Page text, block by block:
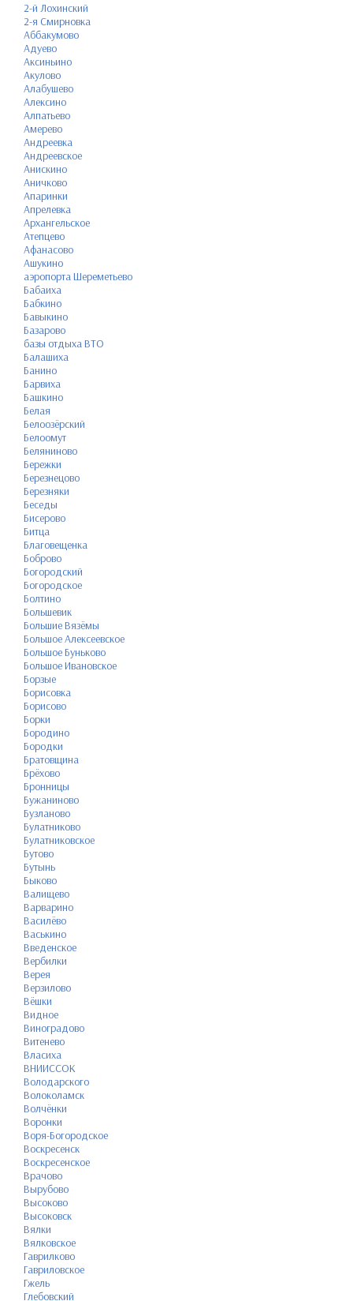
2-й Лохинский
2-я Смирновка
Аббакумово
Адуево
Аксиньино
Акулово
Алабушево
Алексино
Алпатьево
Амерево
Андреевка
Андреевское
Анискино
Аничково
Апаринки
Апрелевка
Архангельское
Атепцево
Афанасово
Ашукино
аэропорта Шереметьево
Бабаиха
Бабкино
Бавыкино
Базарово
базы отдыха ВТО
Балашиха
Банино
Барвиха
Башкино
Белая
Белоозёрский
Белоомут
Беляниново
Бережки
Березнецово
Березняки
Беседы
Бисерово
Битца
Благовещенка
Боброво
Богородский
Богородское
Болтино
Большевик
Большие Вязёмы
Большое Алексеевское
Большое Буньково
Большое Ивановское
Борзые
Борисовка
Борисово
Борки
Бородино
Бородки
Братовщина
Брёхово
Бронницы
Бужаниново
Бузланово
Булатниково
Булатниковское
Бутово
Бутынь
Быково
Валищево
Варварино
Василёво
Васькино
Введенское
Вербилки
Верея
Верзилово
Вёшки
Видное
Виноградово
Витенево
Власиха
ВНИИССОК
Володарского
Волоколамск
Волчёнки
Воронки
Воря-Богородское
Воскресенск
Воскресенское
Врачово
Вырубово
Высоково
Высоковск
Вялки
Вялковское
Гаврилково
Гавриловское
Гжель
Глебовский